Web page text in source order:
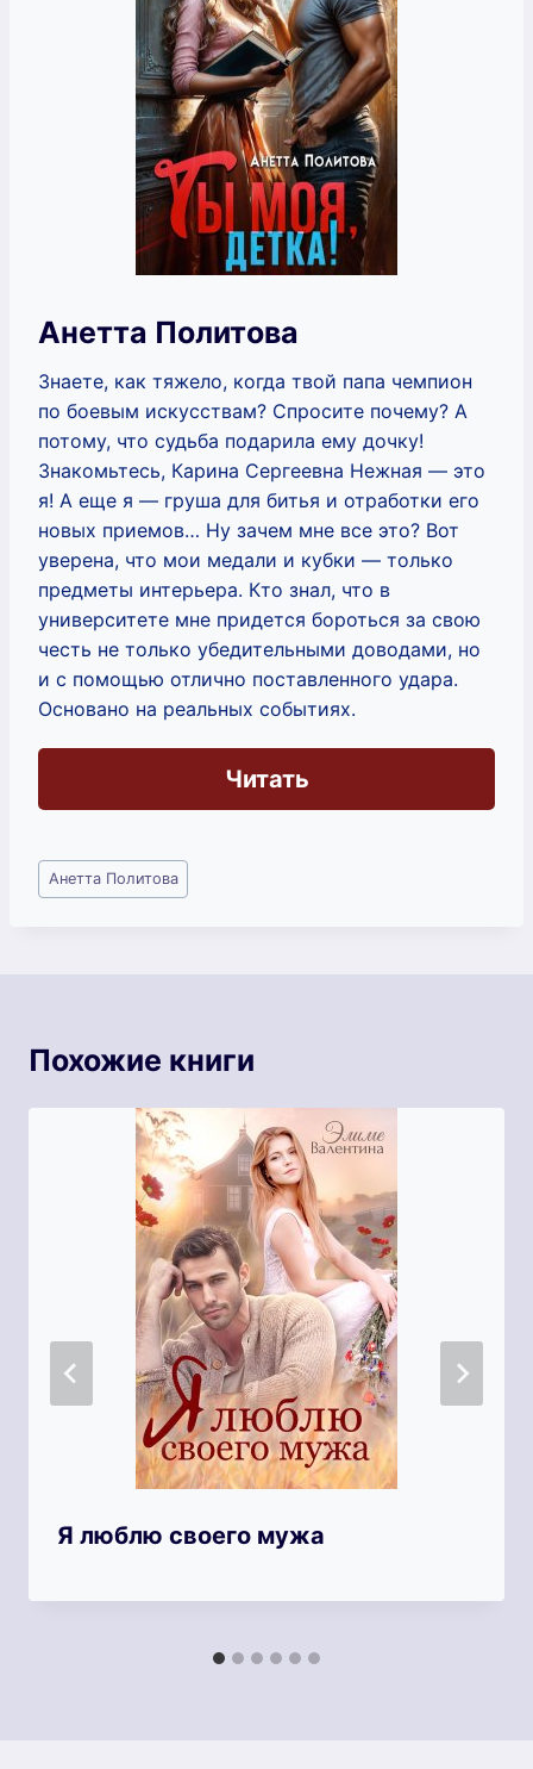
Анетта Политова
Знаете, как тяжело, когда твой папа чемпион
по боевым искусствам? Спросите почему? А
потому, что судьба подарила ему дочку!
Знакомьтесь, Карина Сергеевна Нежная — это
я! А еще я — груша для битья и отработки его
новых приемов… Ну зачем мне все это? Вот
уверена, что мои медали и кубки — только
предметы интерьера. Кто знал, что в
университете мне придется бороться за свою
честь не только убедительными доводами, но
и с помощью отлично поставленного удара.
Основано на реальных событиях.
Читать
Метки
записи:
Анетта Политова
Похожие книги
Я люблю своего мужа